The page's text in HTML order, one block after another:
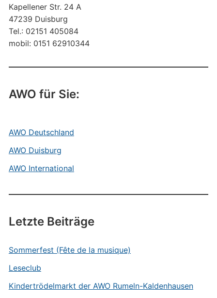
Kapellener Str. 24 A
47239 Duisburg
Tel.: 02151 405084
mobil: 0151 62910344
AWO für Sie:
AWO Deutschland
AWO Duisburg
AWO International
Letzte Beiträge
Sommerfest (Fête de la musique)
Leseclub
Kindertrödelmarkt der AWO Rumeln-Kaldenhausen